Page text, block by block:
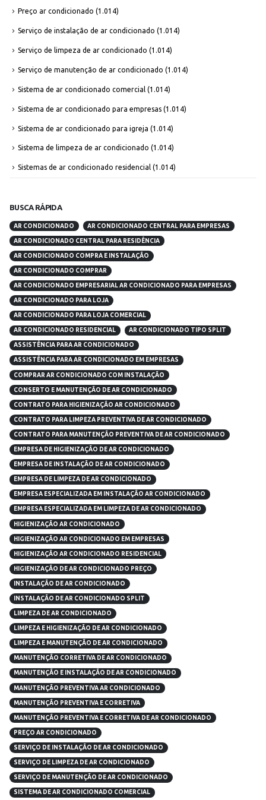
Preço ar condicionado (1.014)
Serviço de instalação de ar condicionado (1.014)
Serviço de limpeza de ar condicionado (1.014)
Serviço de manutenção de ar condicionado (1.014)
Sistema de ar condicionado comercial (1.014)
Sistema de ar condicionado para empresas (1.014)
Sistema de ar condicionado para igreja (1.014)
Sistema de limpeza de ar condicionado (1.014)
Sistemas de ar condicionado residencial (1.014)
BUSCA RÁPIDA
AR CONDICIONADO AR CONDICIONADO CENTRAL PARA EMPRESAS
AR CONDICIONADO CENTRAL PARA RESIDÊNCIA
AR CONDICIONADO COMPRA E INSTALAÇÃO
AR CONDICIONADO COMPRAR
AR CONDICIONADO EMPRESARIAL AR CONDICIONADO PARA EMPRESAS
AR CONDICIONADO PARA LOJA
AR CONDICIONADO PARA LOJA COMERCIAL
AR CONDICIONADO RESIDENCIAL AR CONDICIONADO TIPO SPLIT
ASSISTÊNCIA PARA AR CONDICIONADO
ASSISTÊNCIA PARA AR CONDICIONADO EM EMPRESAS
COMPRAR AR CONDICIONADO COM INSTALAÇÃO
CONSERTO E MANUTENÇÃO DE AR CONDICIONADO
CONTRATO PARA HIGIENIZAÇÃO AR CONDICIONADO
CONTRATO PARA LIMPEZA PREVENTIVA DE AR CONDICIONADO
CONTRATO PARA MANUTENÇÃO PREVENTIVA DE AR CONDICIONADO
EMPRESA DE HIGIENIZAÇÃO DE AR CONDICIONADO
EMPRESA DE INSTALAÇÃO DE AR CONDICIONADO
EMPRESA DE LIMPEZA DE AR CONDICIONADO
EMPRESA ESPECIALIZADA EM INSTALAÇÃO AR CONDICIONADO
EMPRESA ESPECIALIZADA EM LIMPEZA DE AR CONDICIONADO
HIGIENIZAÇÃO AR CONDICIONADO
HIGIENIZAÇÃO AR CONDICIONADO EM EMPRESAS
HIGIENIZAÇÃO AR CONDICIONADO RESIDENCIAL
HIGIENIZAÇÃO DE AR CONDICIONADO PREÇO
INSTALAÇÃO DE AR CONDICIONADO
INSTALAÇÃO DE AR CONDICIONADO SPLIT
LIMPEZA DE AR CONDICIONADO
LIMPEZA E HIGIENIZAÇÃO DE AR CONDICIONADO
LIMPEZA E MANUTENÇÃO DE AR CONDICIONADO
MANUTENÇÃO CORRETIVA DE AR CONDICIONADO
MANUTENÇÃO E INSTALAÇÃO DE AR CONDICIONADO
MANUTENÇÃO PREVENTIVA AR CONDICIONADO
MANUTENÇÃO PREVENTIVA E CORRETIVA
MANUTENÇÃO PREVENTIVA E CORRETIVA DE AR CONDICIONADO
PREÇO AR CONDICIONADO
SERVIÇO DE INSTALAÇÃO DE AR CONDICIONADO
SERVIÇO DE LIMPEZA DE AR CONDICIONADO
SERVIÇO DE MANUTENÇÃO DE AR CONDICIONADO
SISTEMA DE AR CONDICIONADO COMERCIAL